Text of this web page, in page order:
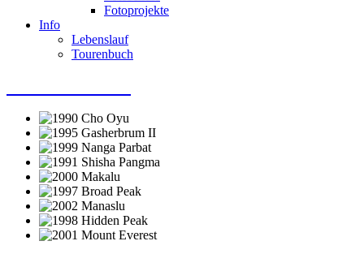
Fotoprojekte
Info
Lebenslauf
Tourenbuch